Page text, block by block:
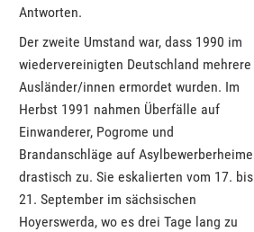
Antworten.
Der zweite Umstand war, dass 1990 im
wiedervereinigten Deutschland mehrere
Ausländer/innen ermordet wurden. Im
Herbst 1991 nahmen Überfälle auf
Einwanderer, Pogrome und
Brandanschläge auf Asylbewerberheime
drastisch zu. Sie eskalierten vom 17. bis
21. September im sächsischen
Hoyerswerda, wo es drei Tage lang zu